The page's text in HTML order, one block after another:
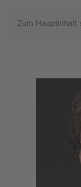
Zum Hauptinhalt